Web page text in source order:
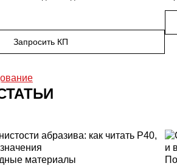
Запросить КП
материалы